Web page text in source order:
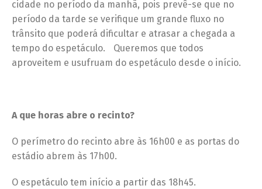
cidade no período da manhã, pois prevê-se que no
período da tarde se verifique um grande fluxo no
trânsito que poderá dificultar e atrasar a chegada a
tempo do espetáculo. Queremos que todos
aproveitem e usufruam do espetáculo desde o início.
A que horas abre o recinto?
O perímetro do recinto abre às 16h00 e as portas do
estádio abrem às 17h00.
O espetáculo tem início a partir das 18h45.